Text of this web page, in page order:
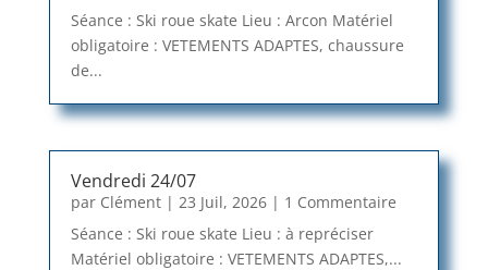
Séance : Ski roue skate Lieu : Arcon Matériel
obligatoire : VETEMENTS ADAPTES, chaussure
de...
Vendredi 24/07
par Clément| 23 Juil, 2026| 1 Commentaire
Séance : Ski roue skate Lieu : à repréciser
Matériel obligatoire : VETEMENTS ADAPTES,...